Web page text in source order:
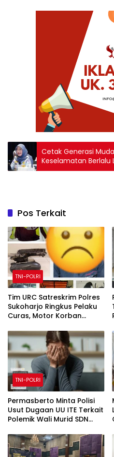
Cetak Generasi
Keselamatan Berlalu
Gelar Program
Ribu Lebih
Pos Terkait
TNI-POLRI
Tim URC Satreskrim Polres
Sukoharjo Ringkus Pelaku
Curas, Motor Korban
Jejak
TNI-POLRI
Permasberto Minta Polisi
Usut Dugaan UU ITE Terkait
Polemik Wali Murid SDN